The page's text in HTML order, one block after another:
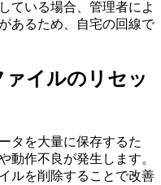
ている場合、管理者によ
あるため、自宅の回線で
イルのリセッ
タを大量に保存するた
動作不良が発生します。
ルを削除することで改善